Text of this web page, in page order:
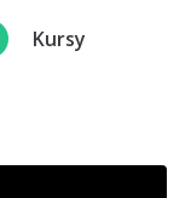
Kursy